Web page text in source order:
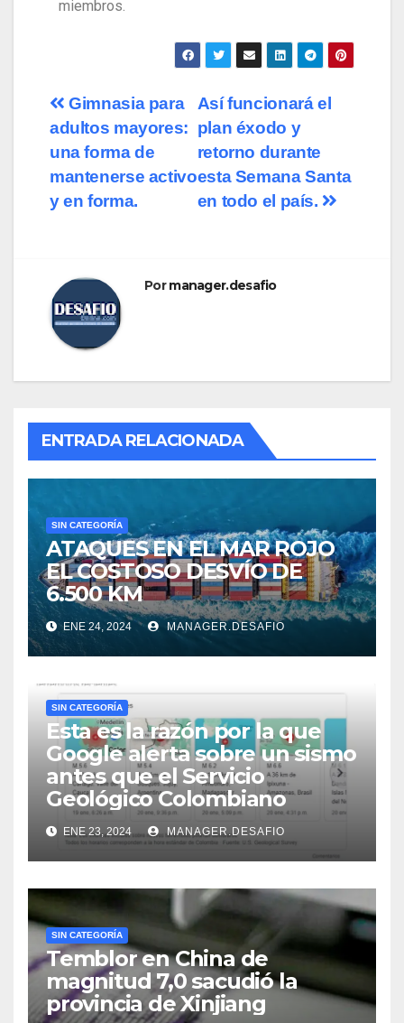
miembros.
Así funcionará el
plan éxodo y
retorno durante
esta Semana Santa
en todo el país.
Gimnasia para
adultos mayores:
una forma de
mantenerse activo
y en forma.
Pormanager.desafio
ENTRADA RELACIONADA
SIN CATEGORÍA
ATAQUES EN EL MAR ROJO
EL COSTOSO DESVÍO DE
6.500 KM
ENE 24, 2024 MANAGER.DESAFIO
SIN CATEGORÍA
Esta es la razón por la que
Google alerta sobre un sismo
antes que el Servicio
Geológico Colombiano
ENE 23, 2024 MANAGER.DESAFIO
SIN CATEGORÍA
Temblor en China de
magnitud 7,0 sacudió la
provincia de Xinjiang